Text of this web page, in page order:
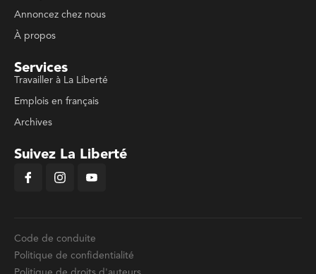
Annoncez chez nous
À propos
Services
Travailler à La Liberté
Emplois en français
Archives
Suivez La Liberté
Code de conduite
Politique de confidentialité